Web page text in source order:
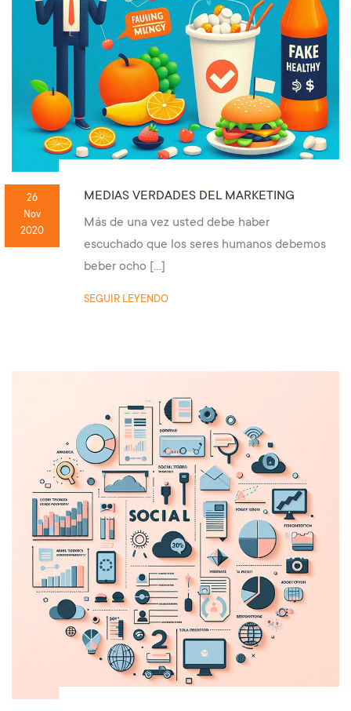
26
Nov
2020
MEDIAS VERDADES DEL MARKETING
Más de una vez usted debe haber
escuchado que los seres humanos debemos
beber ocho […]
SEGUIR LEYENDO